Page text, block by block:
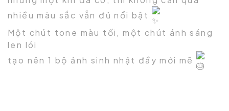
nhiều màu sắc vẫn đủ nổi bật
Một chút tone màu tối, một chút ánh sáng
len lói
tạo nên 1 bộ ảnh sinh nhật đầy mới mẽ